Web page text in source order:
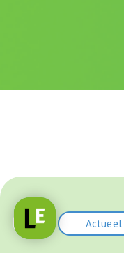
Actueel